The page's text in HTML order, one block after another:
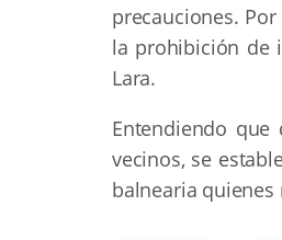
precauciones.
la prohibición de
Lara.
Entendiendo
vecinos, se
balnearia